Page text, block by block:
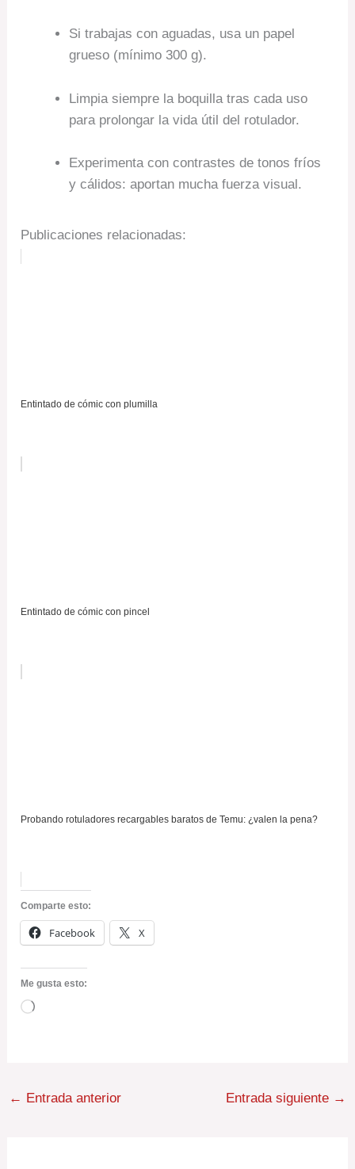
Si trabajas con aguadas, usa un papel
grueso (mínimo 300 g).
Limpia siempre la boquilla tras cada uso
para prolongar la vida útil del rotulador.
Experimenta con contrastes de tonos fríos
y cálidos: aportan mucha fuerza visual.
Publicaciones relacionadas:
Entintado de cómic con plumilla
Entintado de cómic con pincel
Probando rotuladores recargables baratos de Temu: ¿valen la pena?
Comparte esto:
Facebook X
Me gusta esto:
Cargando...
← Entrada anterior Entrada siguiente →